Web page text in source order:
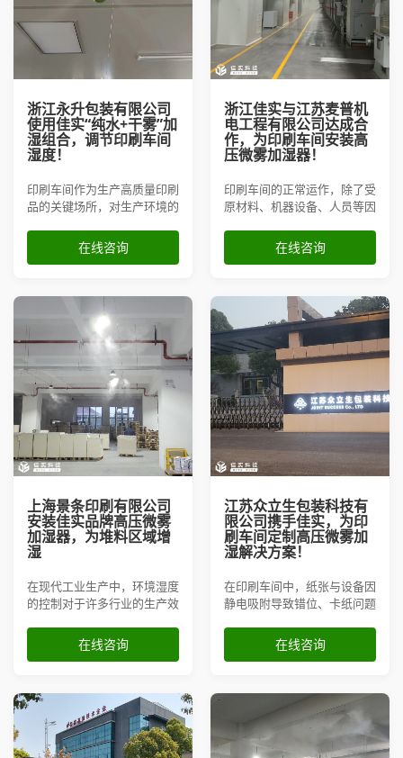
浙江永升包装有限公司
使用佳实“纯水+干雾”加
湿组合，调节印刷车间
湿度！
印刷车间作为生产高质量印刷
品的关键场所，对生产环境的
提高印刷效果和产品质量，浙
江永升包装有限公司安装了佳
在线咨询
浙江佳实与江苏麦普机
电工程有限公司达成合
作，为印刷车间安装高
压微雾加湿器！
印刷车间的正常运作，除了受
原材料、机器设备、人员等因
大的要求，尤其是相对湿度。
安装工业加湿器是维持印刷车
在线咨询
上海景条印刷有限公司
安装佳实品牌高压微雾
加湿器，为堆料区域增
湿
在现代工业生产中，环境湿度
的控制对于许多行业的生产效
行业也不例外。上海景条印刷
有限公司在其堆料区域安装了
起皱。
在线咨询
江苏众立生包装科技有
限公司携手佳实，为印
刷车间定制高压微雾加
湿解决方案！
在印刷车间中，纸张与设备因
静电吸附导致错位、卡纸问题
墨挥发不均，影响印刷精度与
效率。为全面优化生产环境，
准调控车间湿度，保障高品质
印刷输出。
在线咨询